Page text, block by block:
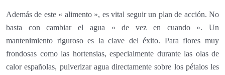
Además de este « alimento », es vital seguir un plan de acción. No
basta con cambiar el agua « de vez en cuando ». Un
mantenimiento riguroso es la clave del éxito. Para flores muy
frondosas como las hortensias, especialmente durante las olas de
calor españolas, pulverizar agua directamente sobre los pétalos les